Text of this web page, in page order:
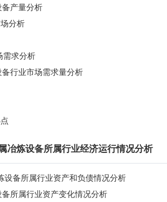
产量分析
分析
需求分析
行业市场需求量分析
冶炼设备所属行业经济运行情况分析
备所属行业资产和负债情况分析
所属行业资产变化情况分析